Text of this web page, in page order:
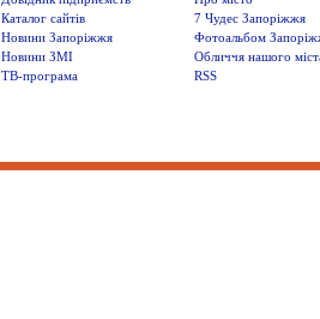
Каталог сайтів
Новини Запоріжжя
Новини ЗМІ
ТВ-програма
7 Чудес Запоріжжя
Фотоальбом
Обличчя нашого
RSS